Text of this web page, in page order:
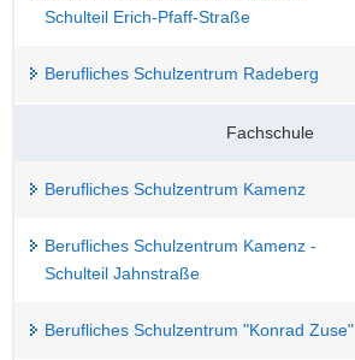
Schulteil Erich-Pfaff-Straße
Berufliches Schulzentrum Radeberg
Fachschule
Berufliches Schulzentrum Kamenz
Berufliches Schulzentrum Kamenz -
Schulteil Jahnstraße
Berufliches Schulzentrum "Konrad Zuse"